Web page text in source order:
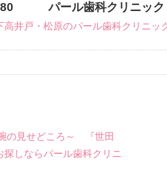
パール歯科クリニック
高井戸・松原のパール歯科クリニッ
の見せどころ～ 『世田
探しならパール歯科クリニ